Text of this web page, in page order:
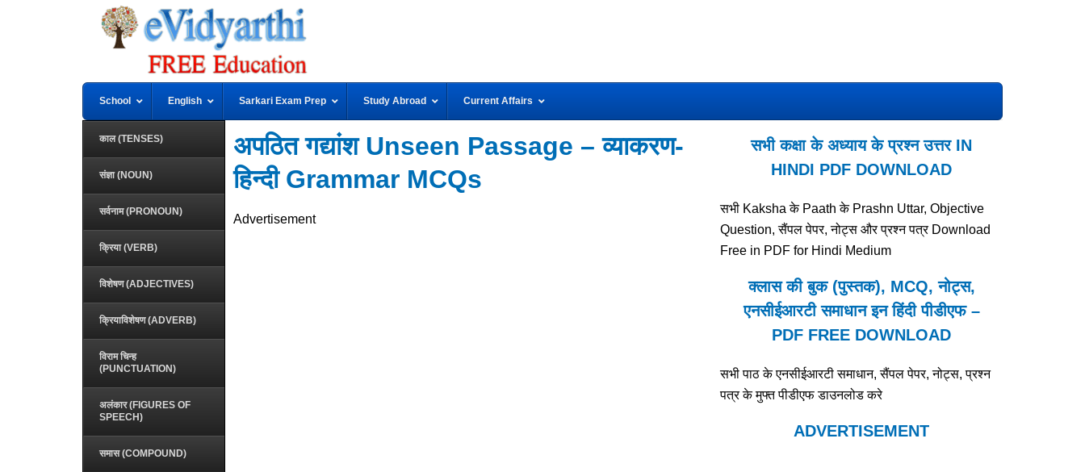
School English Sarkari Exam Prep Study Abroad Current Affairs
काल (TENSES)
संज्ञा (NOUN)
सर्वनाम (PRONOUN)
क्रिया (VERB)
विशेषण (ADJECTIVES)
क्रियाविशेषण (ADVERB)
विराम चिन्ह
(PUNCTUATION)
अलंकार (FIGURES OF
SPEECH)
समास (COMPOUND)
अपठित गद्यांश Unseen Passage – व्याकरण-
हिन्दी Grammar MCQs
Advertisement
सभी कक्षा के अध्याय के प्रश्न उत्तर IN
HINDI PDF DOWNLOAD
सभी Kaksha के Paath के Prashn Uttar, Objective
Question, सैंपल पेपर, नोट्स और प्रश्न पत्र Download
Free in PDF for Hindi Medium
क्लास की बुक (पुस्तक), MCQ, नोट्स,
एनसीईआरटी समाधान इन हिंदी पीडीएफ –
PDF FREE DOWNLOAD
सभी पाठ के एनसीईआरटी समाधान, सैंपल पेपर, नोट्स, प्रश्न
पत्र के मुफ्त पीडीएफ डाउनलोड करे
ADVERTISEMENT